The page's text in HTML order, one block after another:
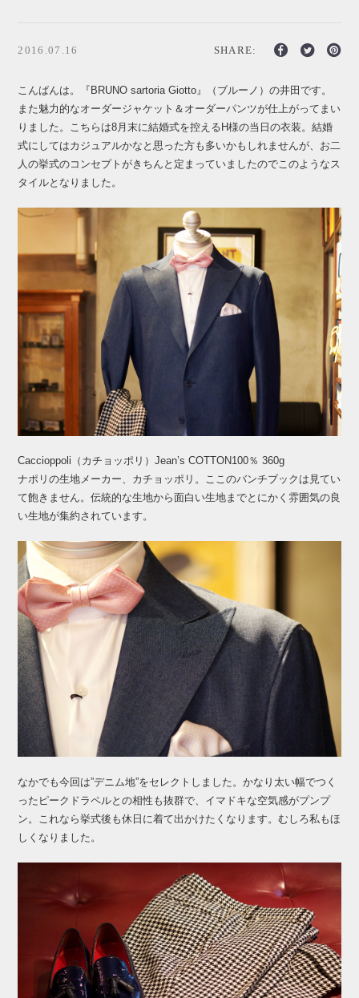
2016.07.16 SHARE:
こんばんは。『BRUNO sartoria Giotto』（ブルーノ）の井田です。
また魅力的なオーダージャケット＆オーダーパンツが仕上がってまい
りました。こちらは8月末に結婚式を控えるH様の当日の衣装。結婚
式にしてはカジュアルかなと思った方も多いかもしれませんが、お二
人の挙式のコンセプトがきちんと定まっていましたのでこのようなス
タイルとなりました。
Caccioppoli（カチョッポリ）Jean’s COTTON100％ 360g
ナポリの生地メーカー、カチョッポリ。ここのバンチブックは見てい
て飽きません。伝統的な生地から面白い生地までとにかく雰囲気の良
い生地が集約されています。
なかでも今回は”デニム地”をセレクトしました。かなり太い幅でつく
ったピークドラペルとの相性も抜群で、イマドキな空気感がプンプ
ン。これなら挙式後も休日に着て出かけたくなります。むしろ私もほ
しくなりました。